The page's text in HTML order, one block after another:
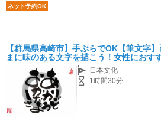
ネット予約OK
【群馬県高崎市】手ぶらでOK【筆文字
まに味のある文字を描こう！女性におす
日本文化
1時間30分